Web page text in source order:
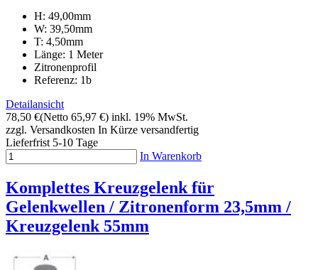
H: 49,00mm
W: 39,50mm
T: 4,50mm
Länge: 1 Meter
Zitronenprofil
Referenz: 1b
Detailansicht
78,50 €(Netto 65,97 €) inkl. 19% MwSt.
zzgl. Versandkosten In Kürze versandfertig
Lieferfrist 5-10 Tage
In Warenkorb
Komplettes Kreuzgelenk für
Gelenkwellen / Zitronenform 23,5mm /
Kreuzgelenk 55mm